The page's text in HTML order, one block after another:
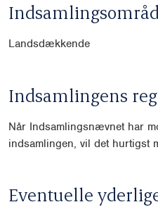
Landsdækkende
Indsamlingens
Når Indsamlingsnævnet har
indsamlingen, vil det hurtigst
Eventuelle